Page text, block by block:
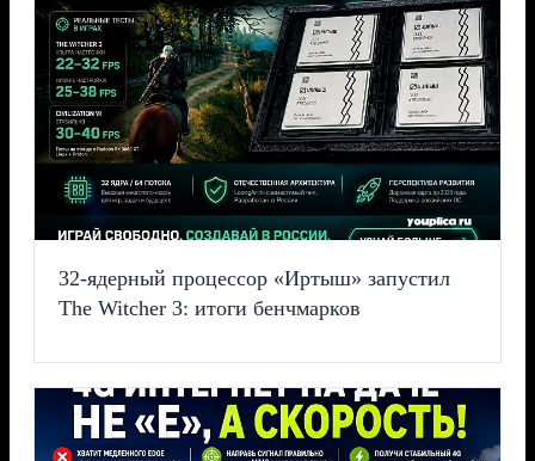
32-ядерный процессор «Иртыш» запустил
The Witcher 3: итоги бенчмарков